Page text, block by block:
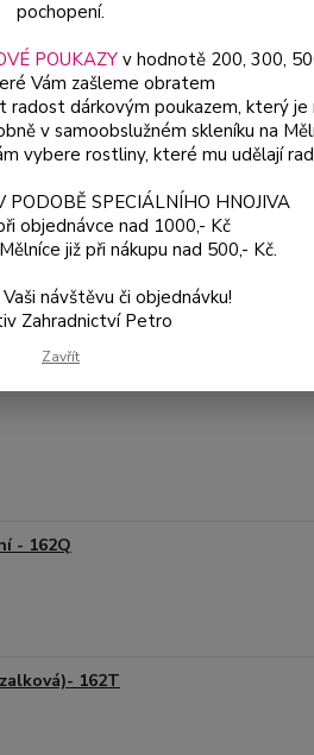
- 162Q
162T
pochopení.
POUKAZYv hodnotě 200, 300,
Vám zašleme obratem
radost dárkovým poukazem, který je
v samoobslužném skleníku na
vybere rostliny, které mu udělají
PODOBĚ SPECIÁLNÍHO HNOJIVA
objednávce nad 1000,- Kč
již při nákupu nad 500,- Kč.
návštěvu či objednávku!
Zahradnictví Petro
Zavřít